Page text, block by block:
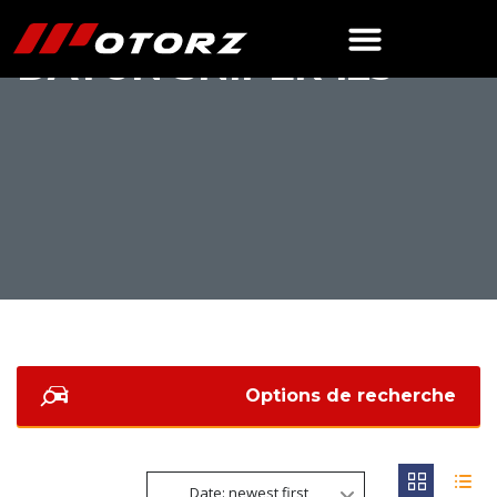
DAYUN SNIPER 125
Options de recherche
Date: newest first